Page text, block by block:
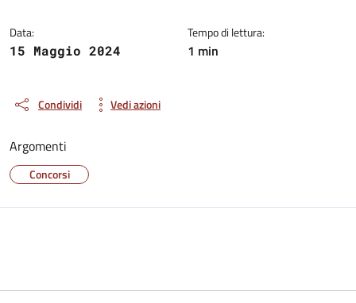
Data:
15 Maggio 2024
Tempo di lettura:
1 min
Condividi Vedi azioni
Argomenti
Concorsi